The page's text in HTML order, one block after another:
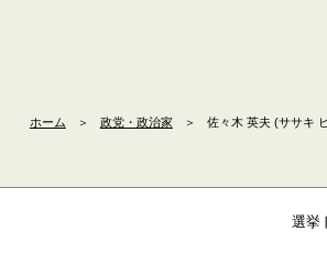
ホーム ＞ 政党・政治家 ＞ 佐々木 英夫 (ササキ
選挙